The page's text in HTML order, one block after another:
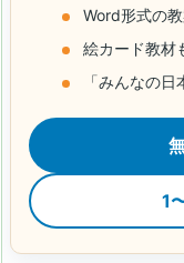
Word形式の
絵カード教材
「みんなの
1